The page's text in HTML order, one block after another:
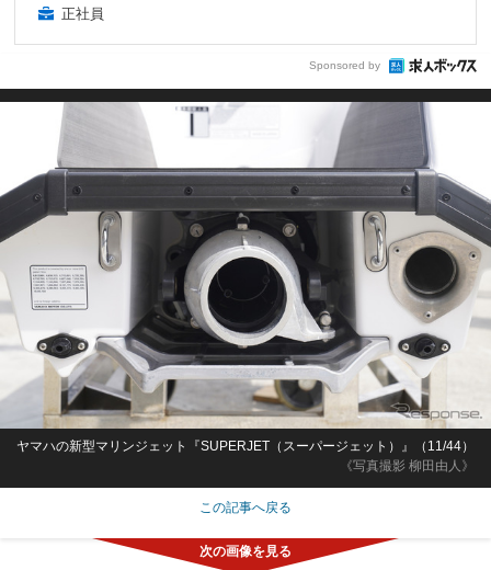
正社員
Sponsored by
《写真撮影 柳田由人》
ヤマハの新型マリンジェット『SUPERJET（スーパージェット）』（11/44）
この記事へ戻る